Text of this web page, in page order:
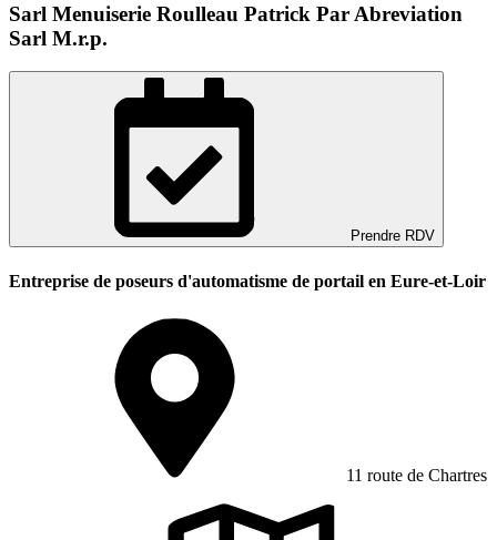
Sarl Menuiserie Roulleau Patrick Par Abreviation
Sarl M.r.p.
Prendre RDV
Entreprise de poseurs d'automatisme de portail en Eure-et-Loir
11 route de Chartres